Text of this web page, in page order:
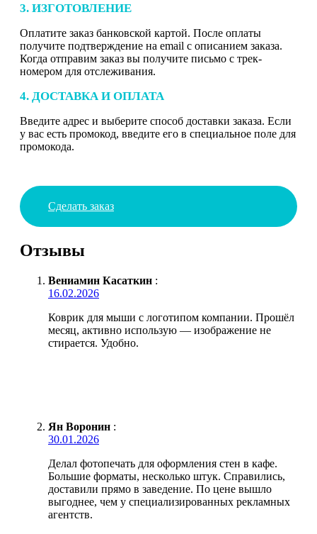
3. ИЗГОТОВЛЕНИЕ
Оплатите заказ банковской картой. После оплаты
получите подтверждение на email с описанием заказа.
Когда отправим заказ вы получите письмо с трек-
номером для отслеживания.
4. ДОСТАВКА И ОПЛАТА
Введите адрес и выберите способ доставки заказа. Если
у вас есть промокод, введите его в специальное поле для
промокода.
Сделать заказ
Отзывы
Вениамин Касаткин :
16.02.2026
Коврик для мыши с логотипом компании. Прошёл
месяц, активно использую — изображение не
стирается. Удобно.
Ян Воронин :
30.01.2026
Делал фотопечать для оформления стен в кафе.
Большие форматы, несколько штук. Справились,
доставили прямо в заведение. По цене вышло
выгоднее, чем у специализированных рекламных
агентств.